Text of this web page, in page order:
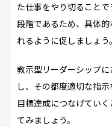
た仕事をやり切ること
段階であるため、具体
れるように促しましょう。
教示型リーダーシップ
し、その都度適切な指
目標達成につなげてい
てみましょう。